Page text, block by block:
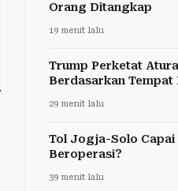
Orang Ditangkap
19 menit lalu
Trump Perketat
Berdasarkan Tempat
29 menit lalu
Tol Jogja-Solo Capai
Beroperasi?
39 menit lalu